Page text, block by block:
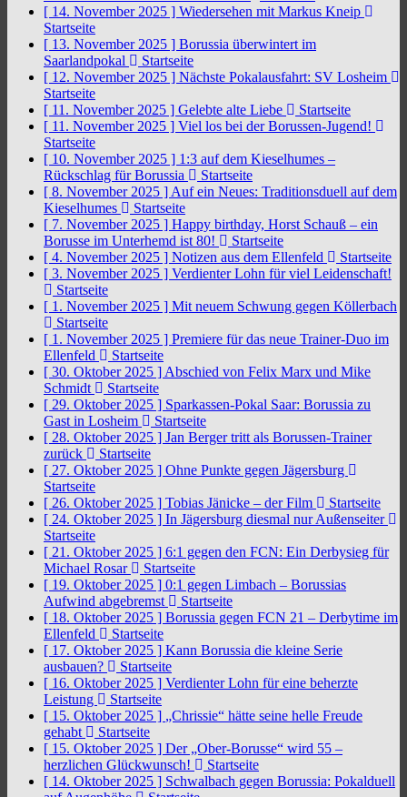
[ 14. November 2025 ] Wiedersehen mit Markus Kneip
Startseite
[ 13. November 2025 ] Borussia überwintert im
Saarlandpokal
Startseite
[ 12. November 2025 ] Nächste Pokalausfahrt: SV Losheim
Startseite
[ 11. November 2025 ] Gelebte alte Liebe
Startseite
[ 11. November 2025 ] Viel los bei der Borussen-Jugend!
Startseite
[ 10. November 2025 ] 1:3 auf dem Kieselhumes –
Rückschlag für Borussia
Startseite
[ 8. November 2025 ] Auf ein Neues: Traditionsduell auf dem
Kieselhumes
Startseite
[ 7. November 2025 ] Happy birthday, Horst Schauß – ein
Borusse im Unterhemd ist 80!
Startseite
[ 4. November 2025 ] Notizen aus dem Ellenfeld
Startseite
[ 3. November 2025 ] Verdienter Lohn für viel Leidenschaft!
Startseite
[ 1. November 2025 ] Mit neuem Schwung gegen Köllerbach
Startseite
[ 1. November 2025 ] Premiere für das neue Trainer-Duo im
Ellenfeld
Startseite
[ 30. Oktober 2025 ] Abschied von Felix Marx und Mike
Schmidt
Startseite
[ 29. Oktober 2025 ] Sparkassen-Pokal Saar: Borussia zu
Gast in Losheim
Startseite
[ 28. Oktober 2025 ] Jan Berger tritt als Borussen-Trainer
zurück
Startseite
[ 27. Oktober 2025 ] Ohne Punkte gegen Jägersburg
Startseite
[ 26. Oktober 2025 ] Tobias Jänicke – der Film
Startseite
[ 24. Oktober 2025 ] In Jägersburg diesmal nur Außenseiter
Startseite
[ 21. Oktober 2025 ] 6:1 gegen den FCN: Ein Derbysieg für
Michael Rosar
Startseite
[ 19. Oktober 2025 ] 0:1 gegen Limbach – Borussias
Aufwind abgebremst
Startseite
[ 18. Oktober 2025 ] Borussia gegen FCN 21 – Derbytime im
Ellenfeld
Startseite
[ 17. Oktober 2025 ] Kann Borussia die kleine Serie
ausbauen?
Startseite
[ 16. Oktober 2025 ] Verdienter Lohn für eine beherzte
Leistung
Startseite
[ 15. Oktober 2025 ] „Chrissie“ hätte seine helle Freude
gehabt
Startseite
[ 15. Oktober 2025 ] Der „Ober-Borusse“ wird 55 –
herzlichen Glückwunsch!
Startseite
[ 14. Oktober 2025 ] Schwalbach gegen Borussia: Pokalduell